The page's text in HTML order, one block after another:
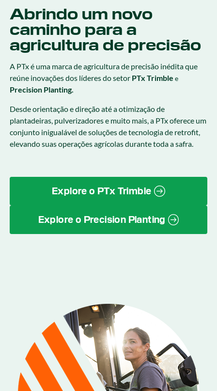
Abrindo um novo
caminho para a
agricultura de precisão
A PTx é uma marca de agricultura de precisão inédita que
reúne inovações dos líderes do setor PTx Trimble e
Precision Planting.
Desde orientação e direção até a otimização de
plantadeiras, pulverizadores e muito mais, a PTx oferece um
conjunto inigualável de soluções de tecnologia de retrofit,
elevando suas operações agrícolas durante toda a safra.
Explore o PTx Trimble
Explore o Precision Planting